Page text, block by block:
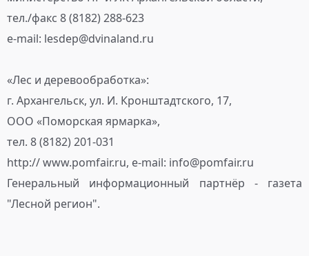
тел./факс 8 (8182) 288-623
e-mail: lesdep@dvinaland.ru
«Лес и деревообработка»:
г. Архангельск, ул. И. Кронштадтского, 17,
ООО «Поморская ярмарка»,
тел. 8 (8182) 201-031
http:// www.pomfair.ru, е-mail: info@pomfair.ru
Генеральный информационный партнёр - газета
"Лесной регион".